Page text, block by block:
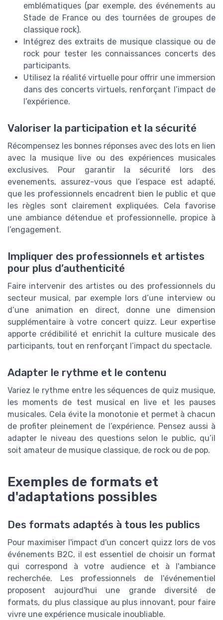
emblématiques (par exemple, des événements au
Stade de France ou des tournées de groupes de
classique rock).
Intégrez des extraits de musique classique ou de
rock pour tester les connaissances concerts des
participants.
Utilisez la réalité virtuelle pour offrir une immersion
dans des concerts virtuels, renforçant l’impact de
l’expérience.
Valoriser la participation et la sécurité
Récompensez les bonnes réponses avec des lots en lien
avec la musique live ou des expériences musicales
exclusives. Pour garantir la sécurité lors des
evenements, assurez-vous que l’espace est adapté,
que les professionnels encadrent bien le public et que
les règles sont clairement expliquées. Cela favorise
une ambiance détendue et professionnelle, propice à
l’engagement.
Impliquer des professionnels et artistes
pour plus d’authenticité
Faire intervenir des artistes ou des professionnels du
secteur musical, par exemple lors d’une interview ou
d’une animation en direct, donne une dimension
supplémentaire à votre concert quizz. Leur expertise
apporte crédibilité et enrichit la culture musicale des
participants, tout en renforçant l’impact du spectacle.
Adapter le rythme et le contenu
Variez le rythme entre les séquences de quiz musique,
les moments de test musical en live et les pauses
musicales. Cela évite la monotonie et permet à chacun
de profiter pleinement de l’expérience. Pensez aussi à
adapter le niveau des questions selon le public, qu’il
soit amateur de musique classique, de rock ou de pop.
Exemples de formats et
d'adaptations possibles
Des formats adaptés à tous les publics
Pour maximiser l'impact d'un concert quizz lors de vos
événements B2C, il est essentiel de choisir un format
qui correspond à votre audience et à l'ambiance
recherchée. Les professionnels de l'événementiel
proposent aujourd'hui une grande diversité de
formats, du plus classique au plus innovant, pour faire
vivre une expérience musicale inoubliable.